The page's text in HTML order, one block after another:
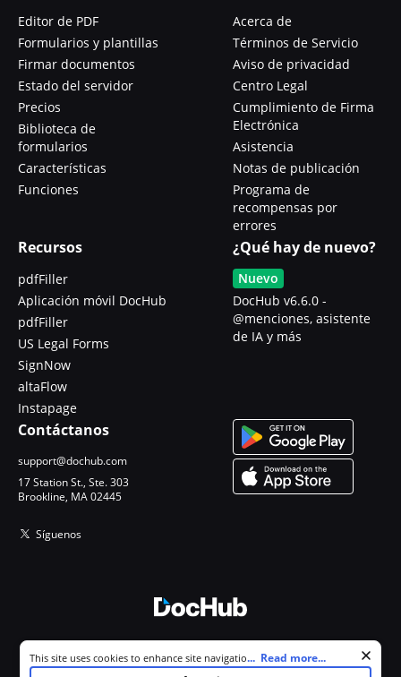
Editor de PDF
Formularios y plantillas
Firmar documentos
Estado del servidor
Precios
Biblioteca de
formularios
Características
Funciones
Acerca de
Términos de Servicio
Aviso de privacidad
Centro Legal
Cumplimiento de Firma
Electrónica
Asistencia
Notas de publicación
Programa de
recompensas por
errores
Recursos
pdfFiller
Aplicación móvil DocHub
pdfFiller
US Legal Forms
SignNow
altaFlow
Instapage
¿Qué hay de nuevo?
Nuevo
DocHub v6.6.0 -
@menciones, asistente
de IA y más
Contáctanos
support@dochub.com
17 Station St., Ste. 303
Brookline, MA 02445
Síguenos
Todos los derechos reservados.
Cookie consent notice
This site uses cookies to enhance site navigation and personalize
your experience. By using this site you agree to our use of cookies as
... Read more...